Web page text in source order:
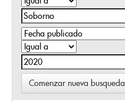
Comenzar nueva busqueda